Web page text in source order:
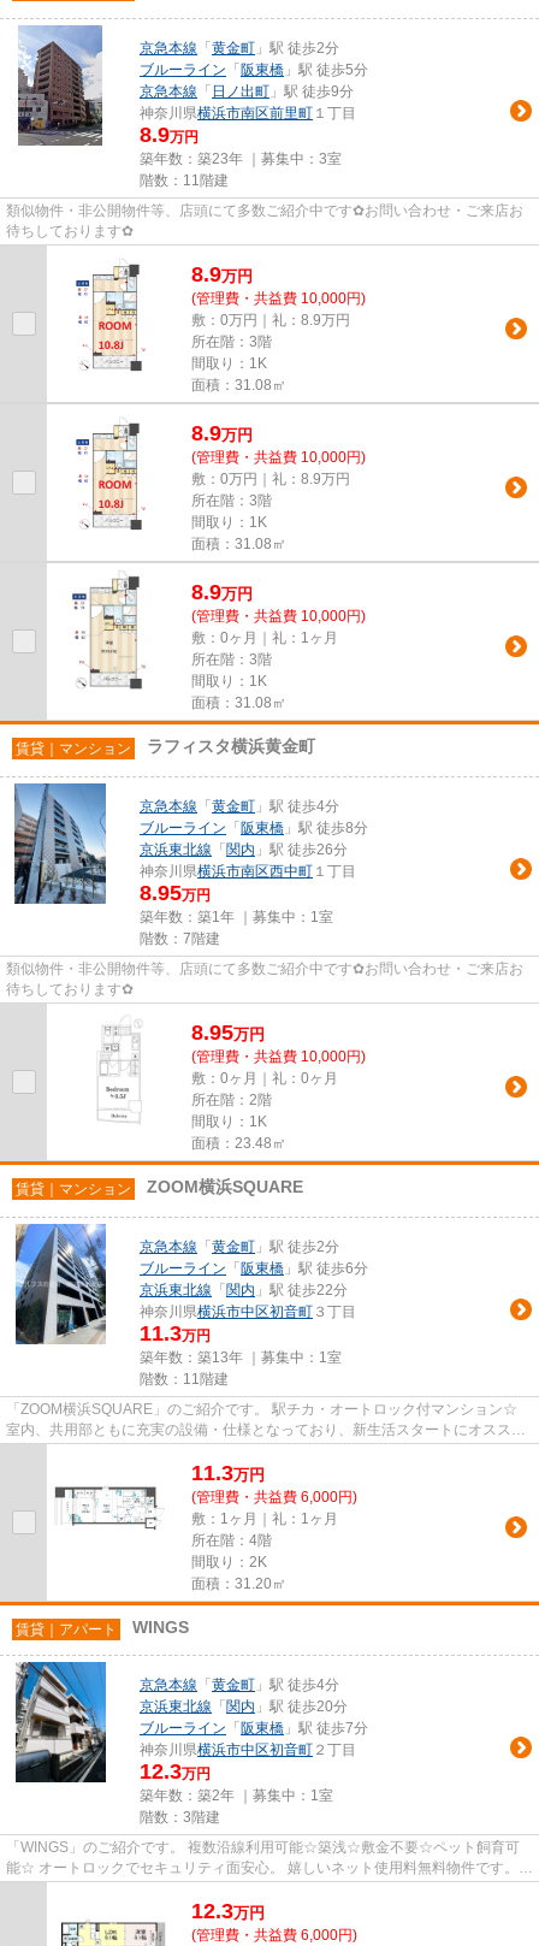
京急本線 「 黄金町 」駅 徒歩2分
ブルーライン 「 阪東橋 」駅 徒歩5分
京急本線 「 日ノ出町 」駅 徒歩9分
神奈川県横浜市南区前里町 １丁目
8.9万円
築年数：築23年 ｜募集中： 3室
階数：11階建
類似物件・非公開物件等、店頭にて多数ご紹介中です✿お問い合わせ・ご来店お
待ちしております✿
8.9万円
(管理費・共益費 10,000円)
敷：0万円｜礼：8.9万円
所在階：3階
間取り：1K
面積：31.08㎡
8.9万円
(管理費・共益費 10,000円)
敷：0万円｜礼：8.9万円
所在階：3階
間取り：1K
面積：31.08㎡
8.9万円
(管理費・共益費 10,000円)
敷：0ヶ月｜礼：1ヶ月
所在階：3階
間取り：1K
面積：31.08㎡
賃貸｜マンション ラフィスタ横浜黄金町
京急本線 「 黄金町 」駅 徒歩4分
ブルーライン 「 阪東橋 」駅 徒歩8分
京浜東北線 「 関内 」駅 徒歩26分
神奈川県横浜市南区西中町 １丁目
8.95万円
築年数：築1年 ｜募集中： 1室
階数：7階建
類似物件・非公開物件等、店頭にて多数ご紹介中です✿お問い合わせ・ご来店お
待ちしております✿
8.95万円
(管理費・共益費 10,000円)
敷：0ヶ月｜礼：0ヶ月
所在階：2階
間取り：1K
面積：23.48㎡
賃貸｜マンション ZOOM横浜SQUARE
京急本線 「 黄金町 」駅 徒歩2分
ブルーライン 「 阪東橋 」駅 徒歩6分
京浜東北線 「 関内 」駅 徒歩22分
神奈川県横浜市中区初音町 ３丁目
11.3万円
築年数：築13年 ｜募集中： 1室
階数：11階建
「ZOOM横浜SQUARE」のご紹介です。 駅チカ・オートロック付マンション☆
室内、共用部ともに充実の設備・仕様となっており、新生活スタートにオススメ
11.3万円
(管理費・共益費 6,000円)
敷：1ヶ月｜礼：1ヶ月
所在階：4階
間取り：2K
面積：31.20㎡
賃貸｜アパート WINGS
京急本線 「 黄金町 」駅 徒歩4分
京浜東北線 「 関内 」駅 徒歩20分
ブルーライン 「 阪東橋 」駅 徒歩7分
神奈川県横浜市中区初音町 ２丁目
12.3万円
築年数：築2年 ｜募集中： 1室
階数：3階建
「WINGS」のご紹介です。 複数沿線利用可能☆築浅☆敷金不要☆ペット飼育可
能☆ オートロックでセキュリティ面安心。 嬉しいネット使用料無料物件です。
12.3万円
(管理費・共益費 6,000円)